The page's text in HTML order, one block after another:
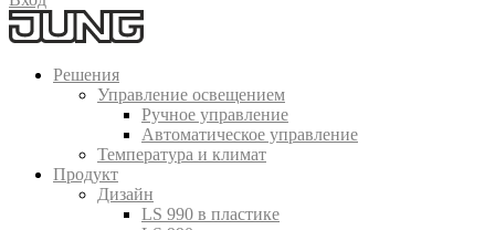
Решения
Управление освещением
Ручное управление
Автоматическое управление
Температура и климат
Продукт
Дизайн
LS 990 в пластике